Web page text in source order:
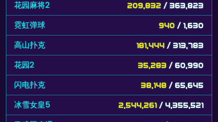
花园麻将2 209,832 / 363,823
霓虹弹球 940 / 1,630
高山扑克 181,444 / 313,783
花园2 35,283 / 60,990
闪电扑克 38,148 / 65,645
冰雪女皇5 2,544,261 / 4,355,521